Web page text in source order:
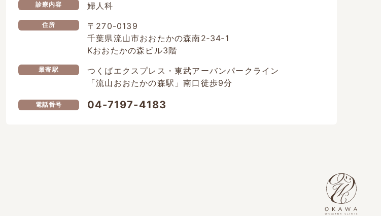
診療内容 婦人科
住所
〒270-0139
千葉県流山市おおたかの森南2‐34‐1
Kおおたかの森ビル3階
最寄駅
つくばエクスプレス・東武アーバンパークライン
「流山おおたかの森駅」南口徒歩9分
電話番号 04-7197-4183